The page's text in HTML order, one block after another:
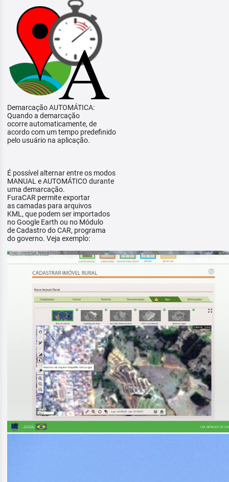
Demarcação AUTOMÁTICA:
Quando a demarcação
ocorre automaticamente, de
acordo com um tempo predefinido
pelo usuário na aplicação.
É possível alternar entre os modos
MANUAL e AUTOMÁTICO durante
uma demarcação.
FuraCAR permite exportar
as camadas para arquivos
KML, que podem ser importados
no Google Earth ou no Módulo
de Cadastro do CAR, programa
do governo. Veja exemplo: